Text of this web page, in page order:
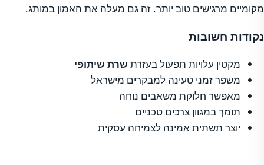
מקומיים מרגישים טוב יותר. זה גם מעלה את האמון במותג.
נקודות חשובות
מקטין עלויות תפעול בעזרת שרת שיתופי
משפר זמני טעינה למבקרים מישראל
מאפשר חלוקת משאבים נוחה
תומך במגוון צרכים טכניים
יוצר תשתית אמינה לצמיחה עסקית